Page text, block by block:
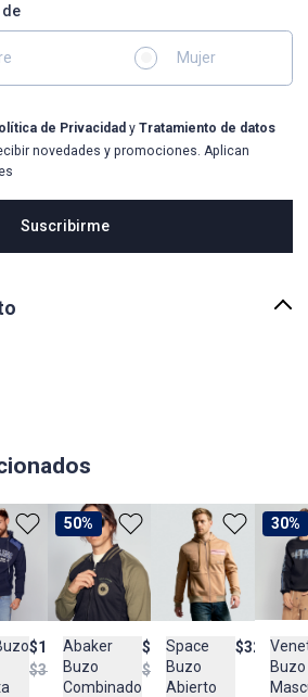
Mujer
de Privacidad y Tratamiento de datos
novedades y promociones. Aplican
Suscribirme
$164.950
$329.950
50%
Abaker
Buzo
Combinado
$184.950
$369.950
Space
Buzo
Abierto
$329.950
30%
Buzo